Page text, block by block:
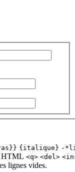
{italique} -
HTML <q> <del>
lignes vides.